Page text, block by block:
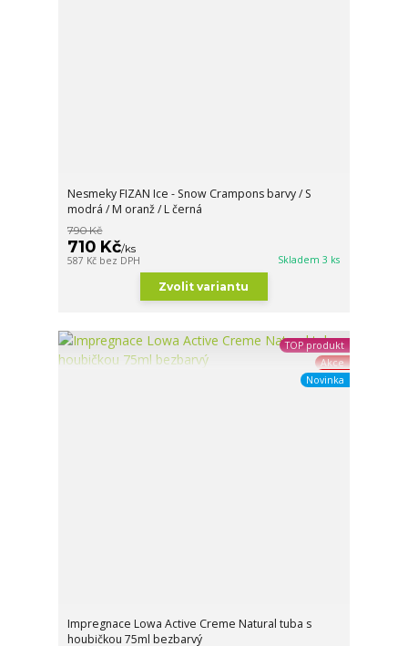
Nesmeky FIZAN Ice - Snow Crampons barvy / S
modrá / M oranž / L černá
790 Kč
710 Kč/ks
587 Kč bez DPH Skladem 3 ks
Zvolit variantu
TOP produkt
Akce
Novinka
Impregnace Lowa Active Creme Natural tuba s
houbičkou 75ml bezbarvý